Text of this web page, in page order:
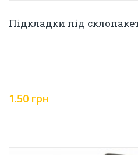
Підкладки під
1.50 грн